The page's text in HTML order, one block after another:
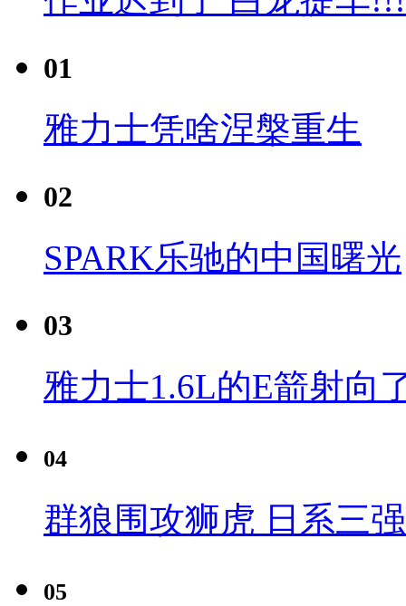
01
雅力士凭啥涅槃重生
02
SPARK乐驰的中国曙光
03
雅力士1.6L的E箭射向
04
群狼围攻狮虎 日系三
05